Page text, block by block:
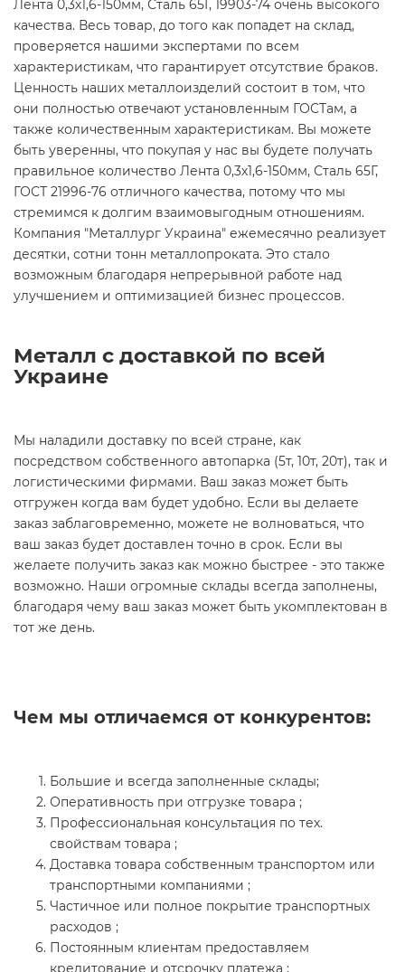
Лента 0,3х1,6-150мм, Сталь 65Г, 19903-74 очень высокого
качества. Весь товар, до того как попадет на склад,
проверяется нашими экспертами по всем
характеристикам, что гарантирует отсутствие браков.
Ценность наших металлоизделий состоит в том, что
они полностью отвечают установленным ГОСТам, а
также количественным характеристикам. Вы можете
быть уверенны, что покупая у нас вы будете получать
правильное количество Лента 0,3х1,6-150мм, Сталь 65Г,
ГОСТ 21996-76 отличного качества, потому что мы
стремимся к долгим взаимовыгодным отношениям.
Компания "Металлург Украина" ежемесячно реализует
десятки, сотни тонн металлопроката. Это стало
возможным благодаря непрерывной работе над
улучшением и оптимизацией бизнес процессов.
Металл с доставкой по всей
Украине
Мы наладили доставку по всей стране, как
посредством собственного автопарка (5т, 10т, 20т), так и
логистическими фирмами. Ваш заказ может быть
отгружен когда вам будет удобно. Если вы делаете
заказ заблаговременно, можете не волноваться, что
ваш заказ будет доставлен точно в срок. Если вы
желаете получить заказ как можно быстрее - это также
возможно. Наши огромные склады всегда заполнены,
благодаря чему ваш заказ может быть укомплектован в
тот же день.
Чем мы отличаемся от конкурентов:
Большие и всегда заполненные склады;
Оперативность при отгрузке товара ;
Профессиональная консультация по тех.
свойствам товара ;
Доставка товара собственным транспортом или
транспортными компаниями ;
Частичное или полное покрытие транспортных
расходов ;
Постоянным клиентам предоставляем
кредитование и отсрочку платежа ;